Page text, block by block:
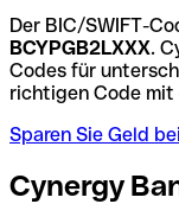
Der BIC/SWIFT-
BCYPGB2LXXX.
Codes für
richtigen Code mit
Sparen Sie Geld
Cynergy